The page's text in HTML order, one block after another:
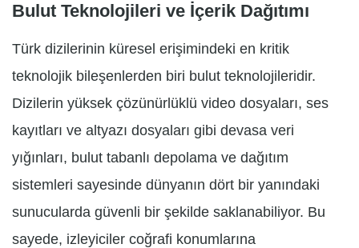
Bulut Teknolojileri ve İçerik Dağıtımı
Türk dizilerinin küresel erişimindeki en kritik
teknolojik bileşenlerden biri bulut teknolojileridir.
Dizilerin yüksek çözünürlüklü video dosyaları, ses
kayıtları ve altyazı dosyaları gibi devasa veri
yığınları, bulut tabanlı depolama ve dağıtım
sistemleri sayesinde dünyanın dört bir yanındaki
sunucularda güvenli bir şekilde saklanabiliyor. Bu
sayede, izleyiciler coğrafi konumlarına